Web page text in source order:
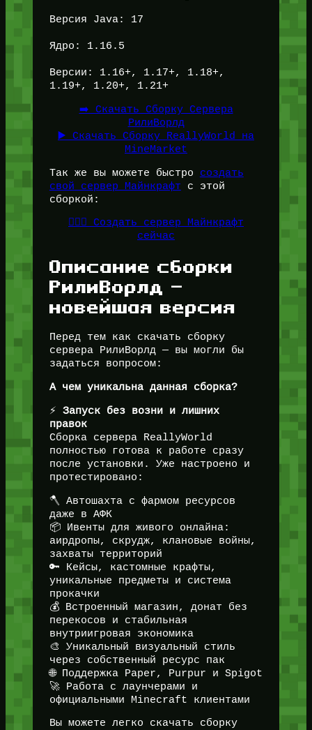
Версия Java: 17
Ядро: 1.16.5
Версии: 1.16+, 1.17+, 1.18+,
1.19+, 1.20+, 1.21+
➡️ Скачать Сборку Сервера
РилиВорлд
▶️ Скачать Сборку ReallyWorld на
MineMarket
Так же вы можете быстро создать
свой сервер Майнкрафт с этой
сборкой:
👉🏻🎁 Создать сервер Майнкрафт
сейчас
Описание сборки
РилиВорлд —
новейшая версия
Перед тем как скачать сборку
сервера РилиВорлд — вы могли бы
задаться вопросом:
А чем уникальна данная сборка?
⚡ Запуск без возни и лишних
правок
Сборка сервера ReallyWorld
полностью готова к работе сразу
после установки. Уже настроено и
протестировано:
🪓 Автошахта с фармом ресурсов
даже в АФК
📦 Ивенты для живого онлайна:
аирдропы, скрудж, клановые войны,
захваты территорий
🔑 Кейсы, кастомные крафты,
уникальные предметы и система
прокачки
💰 Встроенный магазин, донат без
перекосов и стабильная
внутриигровая экономика
🎨 Уникальный визуальный стиль
через собственный ресурс пак
🌐 Поддержка Paper, Purpur и Spigot
🚀 Работа с лаунчерами и
официальными Minecraft клиентами
Вы можете легко скачать сборку